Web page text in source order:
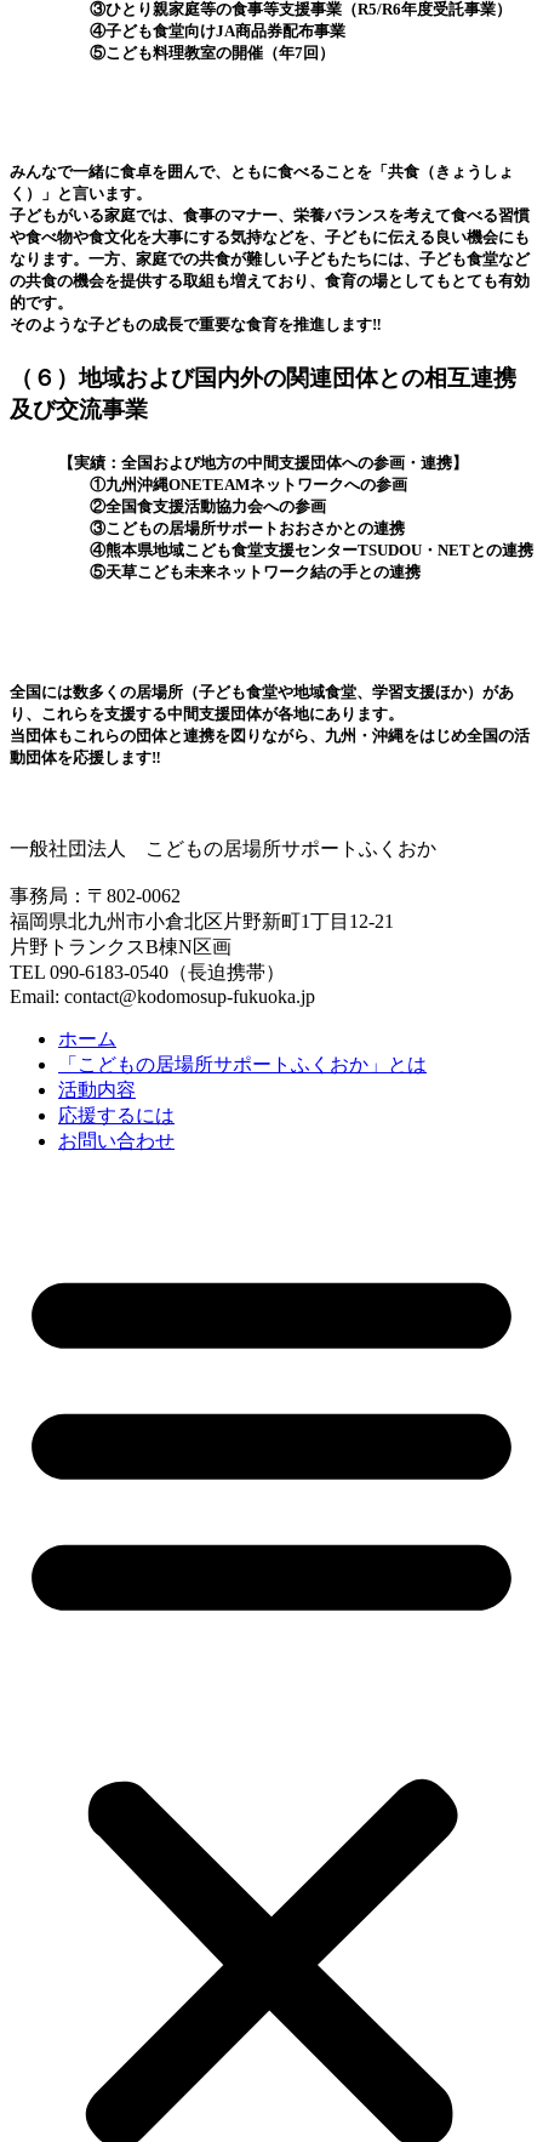
③ひとり親家庭等の食事等支援事業（R5/R6年度受託事業）
④子ども食堂向けJA商品券配布事業
⑤こども料理教室の開催（年7回）
みんなで一緒に食卓を囲んで、ともに食べることを「共食（きょうしょ
く）」と言います。
子どもがいる家庭では、食事のマナー、栄養バランスを考えて食べる習慣
や食べ物や食文化を大事にする気持などを、子どもに伝える良い機会にも
なります。一方、家庭での共食が難しい子どもたちには、子ども食堂など
の共食の機会を提供する取組も増えており、食育の場としてもとても有効
的です。
そのような子どもの成長で重要な食育を推進します‼
（６）地域および国内外の関連団体との相互連携
及び交流事業
【実績：全国および地方の中間支援団体への参画・連携】
①九州沖縄ONETEAMネットワークへの参画
②全国食支援活動協力会への参画
③こどもの居場所サポートおおさかとの連携
④熊本県地域こども食堂支援センターTSUDOU・NETとの連携
⑤天草こども未来ネットワーク結の手との連携
全国には数多くの居場所（子ども食堂や地域食堂、学習支援ほか）があ
り、これらを支援する中間支援団体が各地にあります。
当団体もこれらの団体と連携を図りながら、九州・沖縄をはじめ全国の活
動団体を応援します‼
一般社団法人 こどもの居場所サポートふくおか
事務局：〒802-0062
福岡県北九州市小倉北区片野新町1丁目12-21
片野トランクスB棟N区画
TEL 090-6183-0540（長迫携帯）
Email: contact@kodomosup-fukuoka.jp
ホーム
「こどもの居場所サポートふくおか」とは
活動内容
応援するには
お問い合わせ